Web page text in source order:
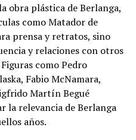
obra plástica de Berlanga,
como Matador de
prensa y retratos, sino
y relaciones con otros
como Pedro
Fabio McNamara,
Martín Begué
la relevancia de Berlanga
años.